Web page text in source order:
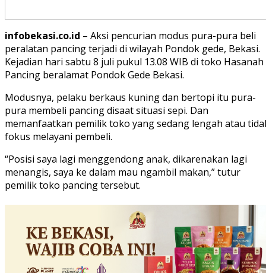
infobekasi.co.id – Aksi pencurian modus pura-pura beli
peralatan pancing terjadi di wilayah Pondok gede, Bekasi.
Kejadian hari sabtu 8 juli pukul 13.08 WIB di toko Hasanah
Pancing beralamat Pondok Gede Bekasi.
Modusnya, pelaku berkaus kuning dan bertopi itu pura-
pura membeli pancing disaat situasi sepi. Dan
memanfaatkan pemilik toko yang sedang lengah atau
fokus melayani pembeli.
“Posisi saya lagi menggendong anak, dikarenakan lagi
menangis, saya ke dalam mau ngambil makan,” tutur
pemilik toko pancing tersebut.